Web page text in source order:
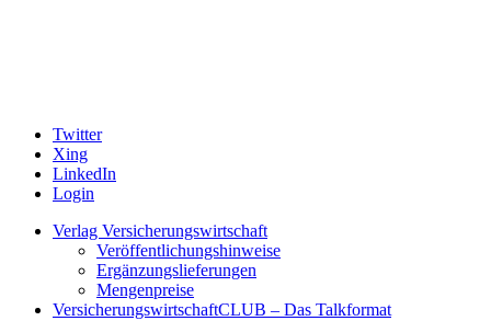
Twitter
Xing
LinkedIn
Login
Verlag Versicherungswirtschaft
Veröffentlichungshinweise
Ergänzungslieferungen
Mengenpreise
VersicherungswirtschaftCLUB – Das Talkformat